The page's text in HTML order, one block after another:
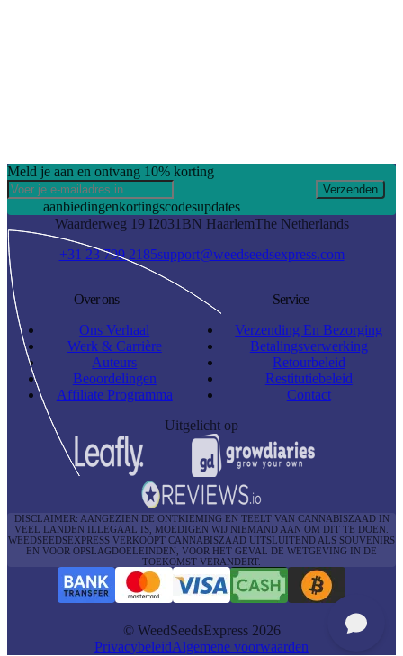
Meld je aan en ontvang 10% korting
Verzenden
aanbiedingenkortingscodesupdates
Waarderweg 19 I2031BN HaarlemThe Netherlands
+31 23 799 2185support@weedseedsexpress.com
Over ons
Ons Verhaal
Werk & Carrière
Auteurs
Beoordelingen
Affiliate Programma
Service
Verzending En Bezorging
Betalingsverwerking
Retourbeleid
Restitutiebeleid
Contact
Uitgelicht op
DISCLAIMER: AANGEZIEN DE ONTKIEMING EN TEELT VAN CANNABISZAAD IN
VEEL LANDEN ILLEGAAL IS, MOEDIGEN WIJ NIEMAND AAN OM DIT TE DOEN.
WEEDSEEDSEXPRESS VERKOOPT CANNABISZAAD UITSLUITEND ALS SOUVENIRS
EN VOOR OPSLAGDOELEINDEN, VOOR HET GEVAL DE WETGEVING IN DE
TOEKOMST VERANDERT.
© WeedSeedsExpress 2026
PrivacybeleidAlgemene voorwaarden